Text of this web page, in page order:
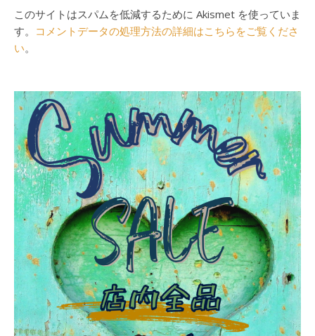
このサイトはスパムを低減するために Akismet を使っていま
す。 コメントデータの処理方法の詳細はこちらをご覧くださ
い。